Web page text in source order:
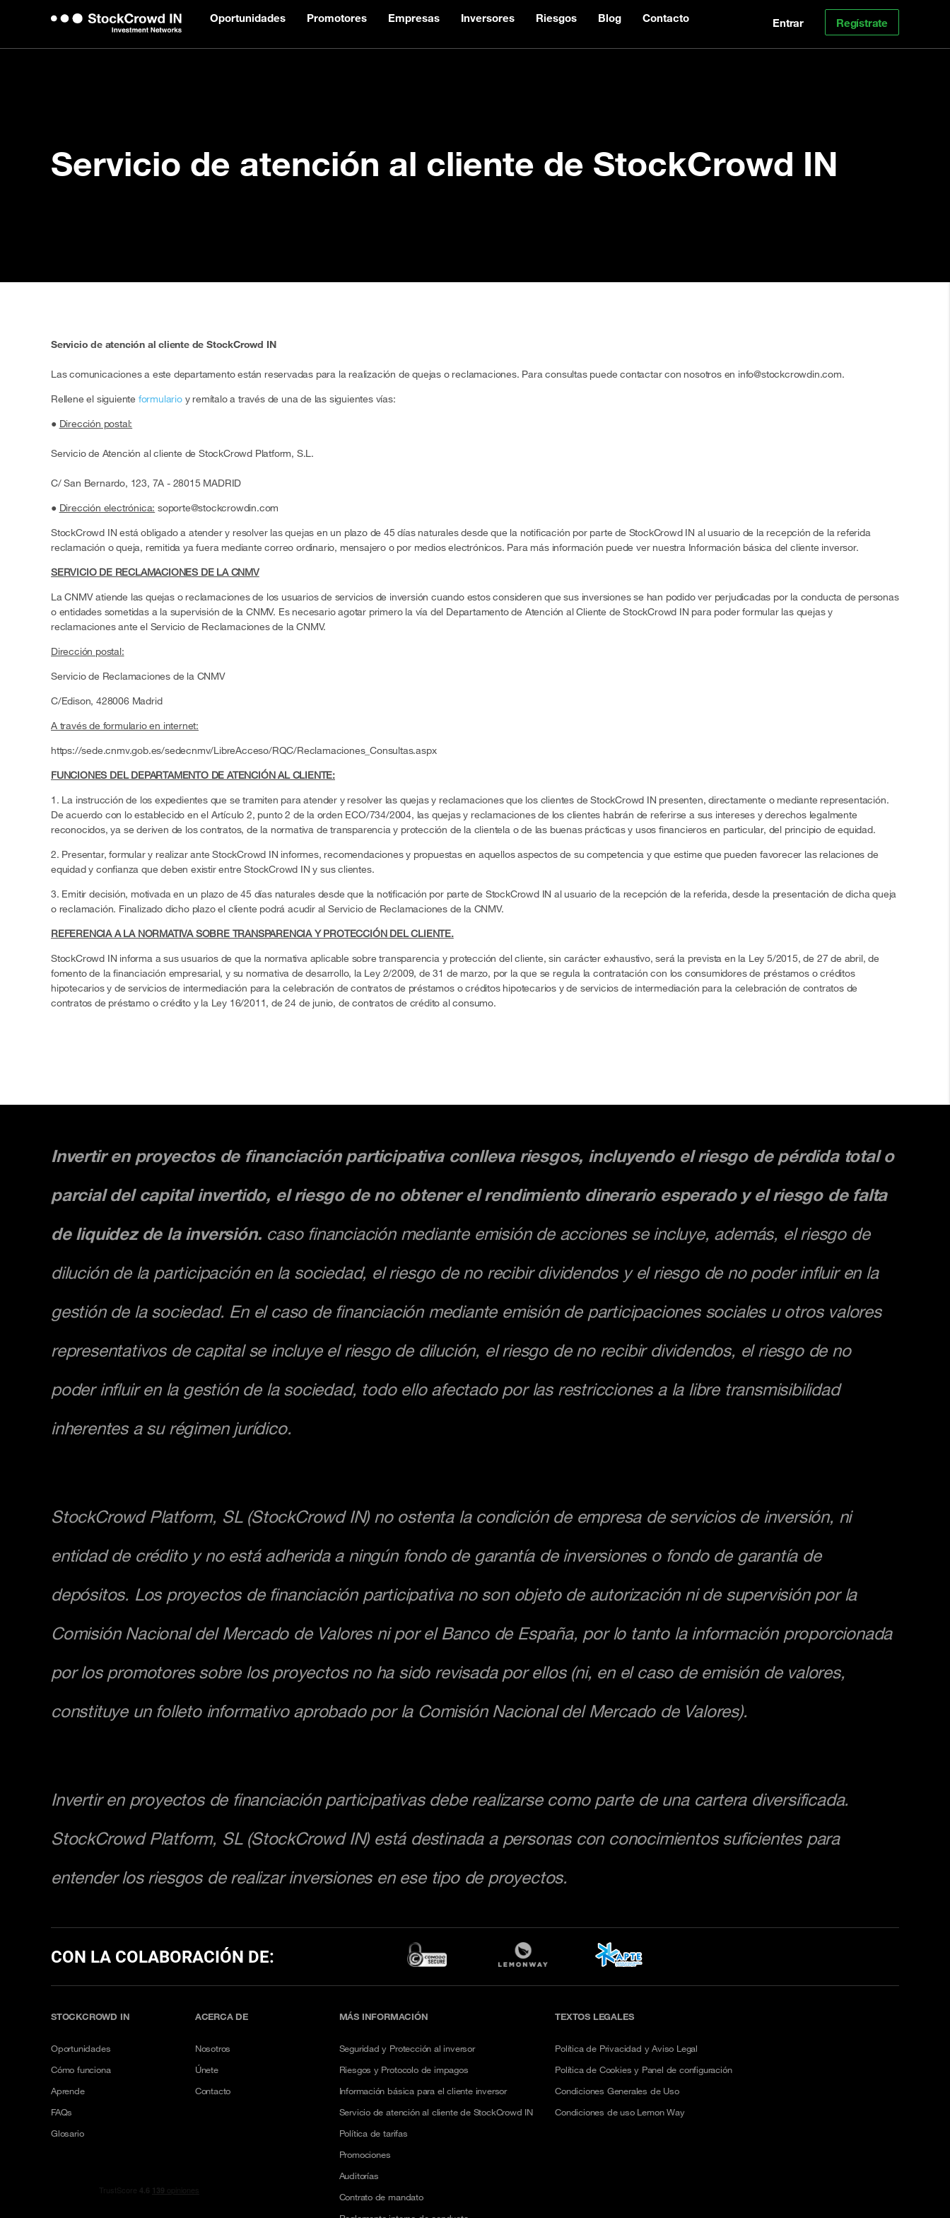
Oportunidades Promotores Empresas Inversores Riesgos Blog Contacto Entrar Regístrate
Servicio de atención al cliente de StockCrowd IN
Servicio de atención al cliente de StockCrowd IN
Las comunicaciones a este departamento están reservadas para la realización de quejas o reclamaciones. Para consultas puede contactar con nosotros en info@stockcrowdin.com.
Rellene el siguiente formularioy remítalo a través de una de las siguientes vías:
● Dirección postal:
Servicio de Atención al cliente de StockCrowd Platform, S.L.
C/ San Bernardo, 123, 7A - 28015 MADRID
● Dirección electrónica: soporte@stockcrowdin.com
StockCrowd IN está obligado a atender y resolver las quejas en un plazo de 45 días naturales desde que la notificación por parte de StockCrowd IN al usuario de la recepción de la referida
reclamación o queja, remitida ya fuera mediante correo ordinario, mensajero o por medios electrónicos. Para más información puede ver nuestra Información básica del cliente inversor.
SERVICIO DE RECLAMACIONES DE LA CNMV
La CNMV atiende las quejas o reclamaciones de los usuarios de servicios de inversión cuando estos consideren que sus inversiones se han podido ver perjudicadas por la conducta de personas
o entidades sometidas a la supervisión de la CNMV. Es necesario agotar primero la vía del Departamento de Atención al Cliente de StockCrowd IN para poder formular las quejas y
reclamaciones ante el Servicio de Reclamaciones de la CNMV.
Dirección postal:
Servicio de Reclamaciones de la CNMV
C/Edison, 428006 Madrid
A través de formulario en internet:
https://sede.cnmv.gob.es/sedecnmv/LibreAcceso/RQC/Reclamaciones_Consultas.aspx
FUNCIONES DEL DEPARTAMENTO DE ATENCIÓN AL CLIENTE:
1. La instrucción de los expedientes que se tramiten para atender y resolver las quejas y reclamaciones que los clientes de StockCrowd IN presenten, directamente o mediante representación.
De acuerdo con lo establecido en el Artículo 2, punto 2 de la orden ECO/734/2004, las quejas y reclamaciones de los clientes habrán de referirse a sus intereses y derechos legalmente
reconocidos, ya se deriven de los contratos, de la normativa de transparencia y protección de la clientela o de las buenas prácticas y usos financieros en particular, del principio de equidad.
2. Presentar, formular y realizar ante StockCrowd IN informes, recomendaciones y propuestas en aquellos aspectos de su competencia y que estime que pueden favorecer las relaciones de
equidad y confianza que deben existir entre StockCrowd IN y sus clientes.
3. Emitir decisión, motivada en un plazo de 45 días naturales desde que la notificación por parte de StockCrowd IN al usuario de la recepción de la referida, desde la presentación de dicha queja
o reclamación. Finalizado dicho plazo el cliente podrá acudir al Servicio de Reclamaciones de la CNMV.
REFERENCIA A LA NORMATIVA SOBRE TRANSPARENCIA Y PROTECCIÓN DEL CLIENTE.
StockCrowd IN informa a sus usuarios de que la normativa aplicable sobre transparencia y protección del cliente, sin carácter exhaustivo, será la prevista en la Ley 5/2015, de 27 de abril, de
fomento de la financiación empresarial, y su normativa de desarrollo, la Ley 2/2009, de 31 de marzo, por la que se regula la contratación con los consumidores de préstamos o créditos
hipotecarios y de servicios de intermediación para la celebración de contratos de préstamos o créditos hipotecarios y de servicios de intermediación para la celebración de contratos de
contratos de préstamo o crédito y la Ley 16/2011, de 24 de junio, de contratos de crédito al consumo.
Invertir en proyectos de financiación participativa conlleva riesgos, incluyendo el riesgo de pérdida total o
parcial del capital invertido, el riesgo de no obtener el rendimiento dinerario esperado y el riesgo de falta
de liquidez de la inversión. caso financiación mediante emisión de acciones se incluye, además, el riesgo de
dilución de la participación en la sociedad, el riesgo de no recibir dividendos y el riesgo de no poder influir en la
gestión de la sociedad. En el caso de financiación mediante emisión de participaciones sociales u otros valores
representativos de capital se incluye el riesgo de dilución, el riesgo de no recibir dividendos, el riesgo de no
poder influir en la gestión de la sociedad, todo ello afectado por las restricciones a la libre transmisibilidad
inherentes a su régimen jurídico.
StockCrowd Platform, SL (StockCrowd IN) no ostenta la condición de empresa de servicios de inversión, ni
entidad de crédito y no está adherida a ningún fondo de garantía de inversiones o fondo de garantía de
depósitos. Los proyectos de financiación participativa no son objeto de autorización ni de supervisión por la
Comisión Nacional del Mercado de Valores ni por el Banco de España, por lo tanto la información proporcionada
por los promotores sobre los proyectos no ha sido revisada por ellos (ni, en el caso de emisión de valores,
constituye un folleto informativo aprobado por la Comisión Nacional del Mercado de Valores).
Invertir en proyectos de financiación participativas debe realizarse como parte de una cartera diversificada.
StockCrowd Platform, SL (StockCrowd IN) está destinada a personas con conocimientos suficientes para
entender los riesgos de realizar inversiones en ese tipo de proyectos.
CON LA COLABORACIÓN DE:
STOCKCROWD IN
Oportunidades
Cómo funciona
Aprende
FAQs
Glosario
ACERCA DE
Nosotros
Únete
Contacto
MÁS INFORMACIÓN
Seguridad y Protección al inversor
Riesgos y Protocolo de impagos
Información básica para el cliente inversor
Servicio de atención al cliente de StockCrowd IN
Política de tarifas
Promociones
Auditorías
Contrato de mandato
TEXTOS LEGALES
Política de Privacidad y Aviso Legal
Política de Cookies y Panel de configuración
Condiciones Generales de Uso
Condiciones de uso Lemon Way